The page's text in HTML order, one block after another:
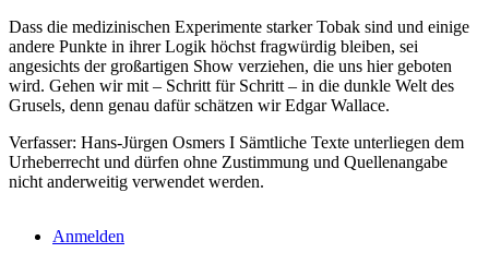
Dass die medizinischen Experimente starker Tobak sind und einige
andere Punkte in ihrer Logik höchst fragwürdig bleiben, sei
angesichts der großartigen Show verziehen, die uns hier geboten
wird. Gehen wir mit – Schritt für Schritt – in die dunkle Welt des
Grusels, denn genau dafür schätzen wir Edgar Wallace.
Verfasser: Hans-Jürgen Osmers I Sämtliche Texte unterliegen dem
Urheberrecht und dürfen ohne Zustimmung und Quellenangabe
nicht anderweitig verwendet werden.
Anmelden